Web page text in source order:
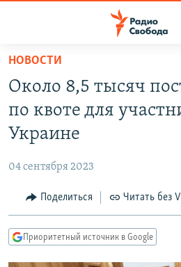
упрощенного
доступа
основному
Вернутся
Вернутся
АВТОРСКИЕ ПРОЕКТЫ
МНЕНИЯ
КУЛЬТУРА
КАВКАЗ.РЕАЛИИ
НОВОСТИ
Около 8,5 тысяч
по квоте для
Украине
04 сентября 2023
Поделиться Читать без
Приоритетный источник в Google